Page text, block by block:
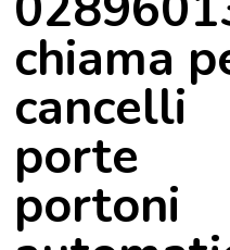
chiama
cancelli
porte
portoni